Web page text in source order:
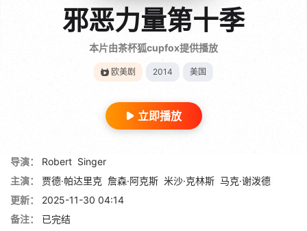
邪恶力量第十季
本片由茶杯狐cupfox提供播放
欧美剧 2014 美国
立即播放
导演： Robert Singer
主演：
贾德·帕达里克 詹森·阿克斯 米沙·克林斯 马克·谢泼德
更新：
2025-11-30 04:14
备注：
已完结